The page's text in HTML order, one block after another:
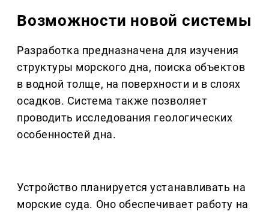
Возможности новой системы
Разработка предназначена для изучения
структуры морского дна, поиска объектов
в водной толще, на поверхности и в слоях
осадков. Система также позволяет
проводить исследования геологических
особенностей дна.
Устройство планируется устанавливать на
морские суда. Оно обеспечивает работу на